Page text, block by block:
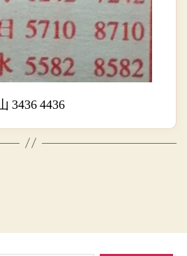
3436 4436